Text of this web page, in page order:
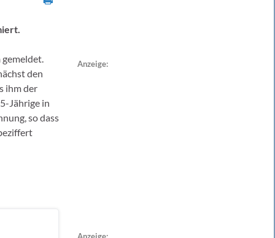
den
ihm der
Jährige in
so dass
Anzeige: